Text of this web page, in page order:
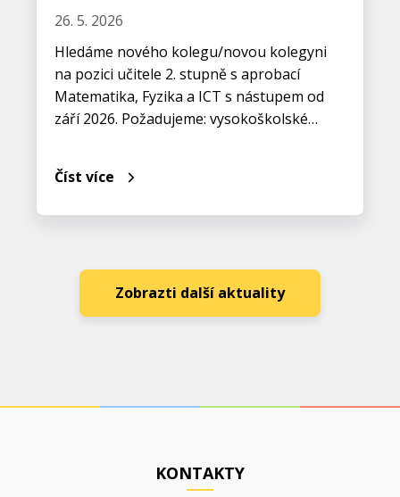
26. 5. 2026
Hledáme nového kolegu/novou kolegyni
na pozici učitele 2. stupně s aprobací
Matematika, Fyzika a ICT s nástupem od
září 2026. Požadujeme: vysokoškolské…
Číst více
Zobrazti další aktuality
KONTAKTY